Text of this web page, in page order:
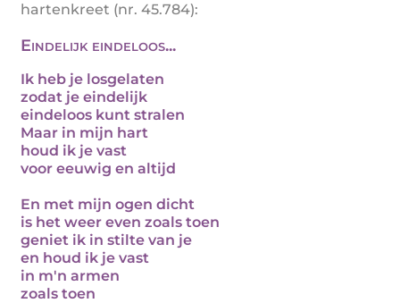
hartenkreet (nr. 45.784):
Eindelijk eindeloos...
Ik heb je losgelaten
zodat je eindelijk
eindeloos kunt stralen
Maar in mijn hart
houd ik je vast
voor eeuwig en altijd
En met mijn ogen dicht
is het weer even zoals toen
geniet ik in stilte van je
en houd ik je vast
in m'n armen
zoals toen